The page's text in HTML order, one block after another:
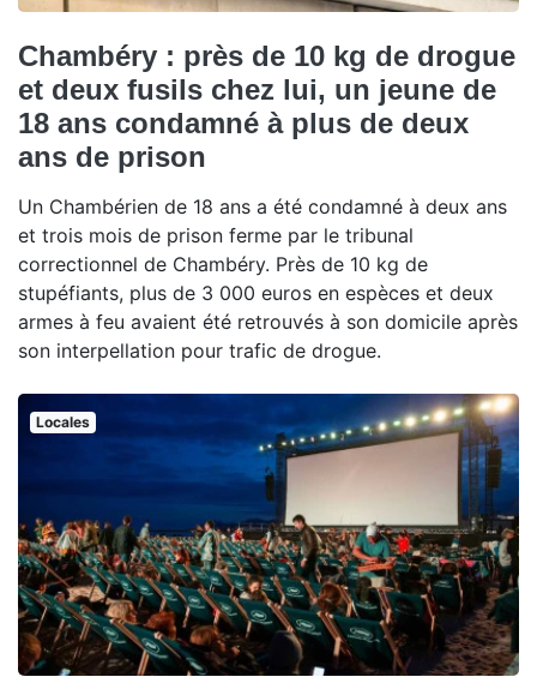
Chambéry : près de 10 kg de drogue
et deux fusils chez lui, un jeune de
18 ans condamné à plus de deux
ans de prison
Un Chambérien de 18 ans a été condamné à deux ans
et trois mois de prison ferme par le tribunal
correctionnel de Chambéry. Près de 10 kg de
stupéfiants, plus de 3 000 euros en espèces et deux
armes à feu avaient été retrouvés à son domicile après
son interpellation pour trafic de drogue.
Locales